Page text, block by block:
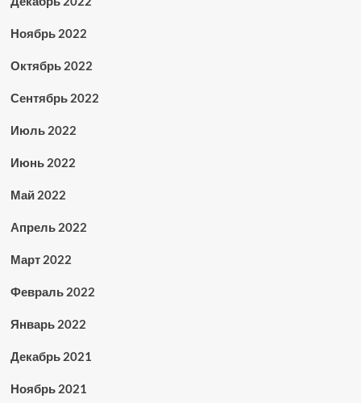
Ноябрь 2022
Октябрь 2022
Сентябрь 2022
Июль 2022
Июнь 2022
Май 2022
Апрель 2022
Март 2022
Февраль 2022
Январь 2022
Декабрь 2021
Ноябрь 2021